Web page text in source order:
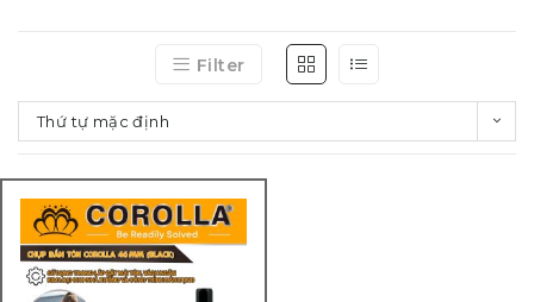
Filter
Thứ tự mặc định